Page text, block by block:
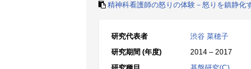
精神科看護師の怒りの体験－怒りを鎮静化
研究代表者
渋谷 菜穂子
研究期間 (年度)
2014 – 2017